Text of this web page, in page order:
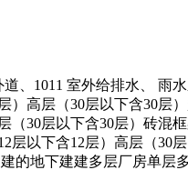
1011 室外给排水、 雨
高层（30层以下含30层
30层以下含30层）砖混
以下含12层）高层（30
地下建建多层厂房单层